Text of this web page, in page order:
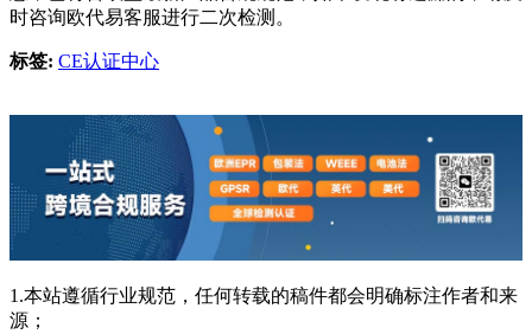
时咨询欧代易客服进行二次检测。
标签: CE认证中心
1.本站遵循行业规范，任何转载的稿件都会明确标注作者和来
源；